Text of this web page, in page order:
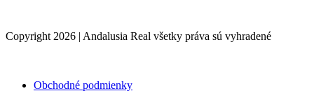
Copyright 2026 | Andalusia Real všetky práva sú vyhradené
Obchodné podmienky